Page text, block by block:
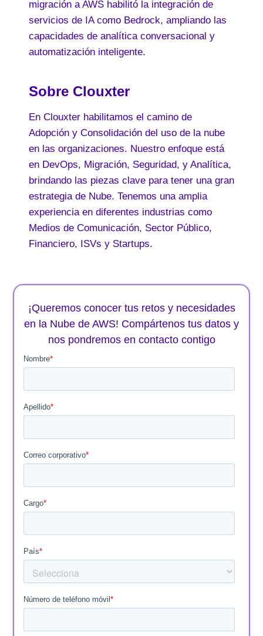
migración a AWS habilitó la integración de
servicios de IA como Bedrock, ampliando las
capacidades de analítica conversacional y
automatización inteligente.
Sobre Clouxter
En Clouxter habilitamos el camino de
Adopción y Consolidación del uso de la nube
en las organizaciones. Nuestro enfoque está
en DevOps, Migración, Seguridad, y Analítica,
brindando las piezas clave para tener una gran
estrategia de Nube. Tenemos una amplia
experiencia en diferentes industrias como
Medios de Comunicación, Sector Público,
Financiero, ISVs y Startups.
¡Queremos conocer tus retos y necesidades
en la Nube de AWS! Compártenos tus datos y
nos pondremos en contacto contigo